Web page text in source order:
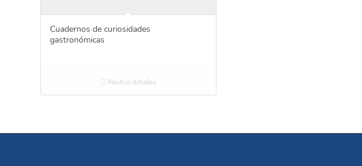
Cuadernos de curiosidades
gastronómicas
Mostrar detalles